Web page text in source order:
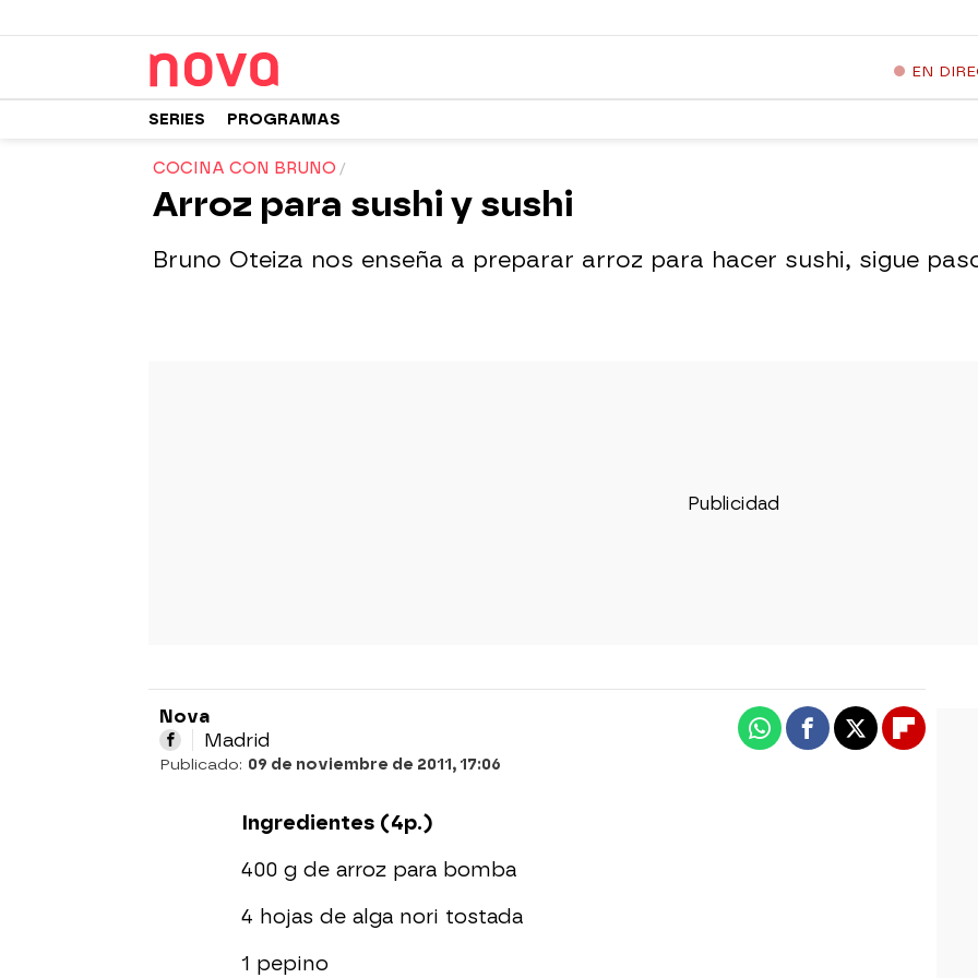
EN
SERIES PROGRAMAS
COCINA CON BRUNO
Arroz para sushi y sushi
Bruno Oteiza nos enseña a preparar arroz para hacer sushi, sigue
Nova
Madrid
Publicado: 09 de noviembre de 2011, 17:06
WhatsappFacebook
X
Ingredientes (4p.)
400 g de arroz para bomba
4 hojas de alga nori tostada
1 pepino